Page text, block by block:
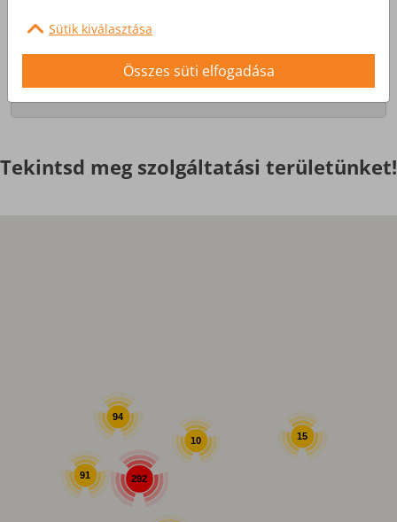
Érdekel
Tekintsd meg szolgáltatási területünket!
292
94
10 15
91
Sütik kiválasztása
Összes süti elfogadása